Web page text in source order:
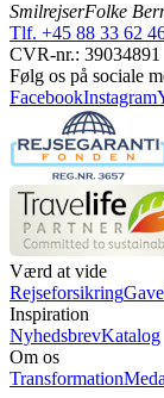
SmilrejserFolke
Tlf. +45 88 33 62
CVR-nr.: 39034891
Følg os på sociale
FacebookInstagram
Værd at vide
Rejseforsikring
Inspiration
NyhedsbrevKatalog
Om os
Transformation